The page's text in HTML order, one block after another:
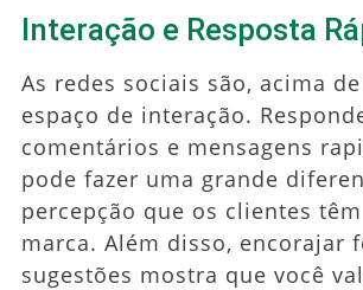
Interação e Resposta
As redes sociais são, acima
espaço de interação.
comentários e mensagens
pode fazer uma grande
percepção que os clientes
marca. Além disso, encorajar
sugestões mostra que você